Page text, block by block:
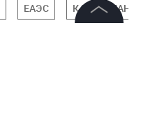
ЕАЭС КАЗАХСТАН